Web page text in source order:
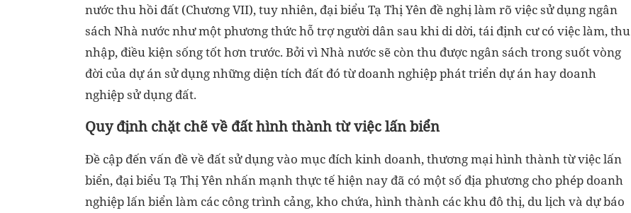
nước thu hồi đất (Chương VII), tuy nhiên, đại biểu Tạ Thị Yên đề nghị làm rõ việc sử dụng ngân
sách Nhà nước như một phương thức hỗ trợ người dân sau khi di dời, tái định cư có việc làm, thu
nhập, điều kiện sống tốt hơn trước. Bởi vì Nhà nước sẽ còn thu được ngân sách trong suốt vòng
đời của dự án sử dụng những diện tích đất đó từ doanh nghiệp phát triển dự án hay doanh
nghiệp sử dụng đất.
Quy định chặt chẽ về đất hình thành từ việc lấn biển
Đề cập đến vấn đề về đất sử dụng vào mục đích kinh doanh, thương mại hình thành từ việc lấn
biển, đại biểu Tạ Thị Yên nhấn mạnh thực tế hiện nay đã có một số địa phương cho phép doanh
nghiệp lấn biển làm các công trình cảng, kho chứa, hình thành các khu đô thị, du lịch và dự báo